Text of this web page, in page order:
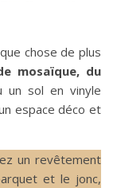
chose de plus
mosaïque, du
un sol en vinyle
espace déco et
un revêtement
et le jonc,